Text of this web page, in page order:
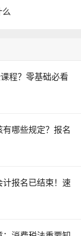
程？零基础必看
哪些规定？报名
报名已结束！速